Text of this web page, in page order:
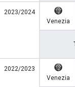
2023/2024
Venezia
2022/2023
Venezia